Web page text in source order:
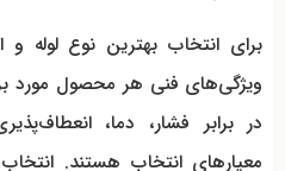
برای انتخاب بهترین نوع لوله و
ویژگی‌های فنی هر محصول مورد
در برابر فشار، دما،
معیارهای انتخاب هستند.